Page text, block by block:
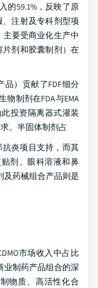
的59.1%，反映了原
注射及专科剂型项
主要受商业化生产中
剂和胶囊制剂）在
）贡献了FDF细分
物制剂在FDA与EMA
投资隔离器式灌装
。半固体制剂占
抗炎项目支持，而其
剂、眼科溶液和鼻
及药械组合产品则是
市场收入中占比
业制药产品组合的深
物质、高活性化合